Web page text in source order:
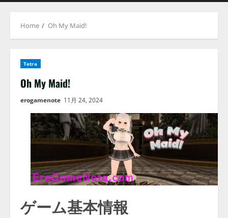
Home Oh My Maid!
Tetra
Oh My Maid!
erogamenote 11月 24, 2024
ゲーム基本情報